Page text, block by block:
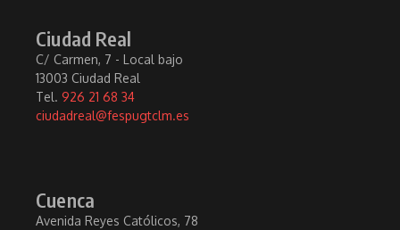
Ciudad Real
C/ Carmen, 7 - Local bajo
13003 Ciudad Real
Tel. 926 21 68 34
ciudadreal@fespugtclm.es
Cuenca
Avenida Reyes Católicos, 78